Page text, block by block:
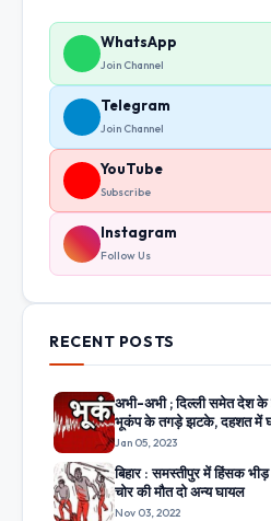
WhatsApp
Join Channel
Telegram
Join Channel
YouTube
Subscribe
Instagram
Follow Us
RECENT POSTS
अभी-अभी ; दिल्ली समेत देश के
भूकंप के तगड़े झटके, दहशत में
Jan 05, 2023
बिहार : समस्तीपुर में हिंसक
चोर की मौत दो अन्य घायल
Nov 03, 2022